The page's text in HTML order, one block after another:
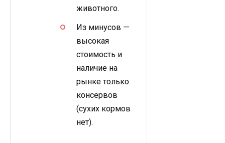
животного.
Из минусов —
высокая
стоимость и
наличие на
рынке только
консервов
(сухих кормов
нет).